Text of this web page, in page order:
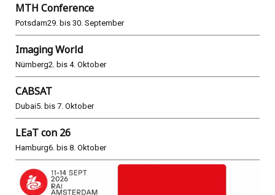
MTH Conference
Potsdam29. bis 30. September
Imaging World
Nürnberg2. bis 4. Oktober
CABSAT
Dubai5. bis 7. Oktober
LEaT con 26
Hamburg6. bis 8. Oktober